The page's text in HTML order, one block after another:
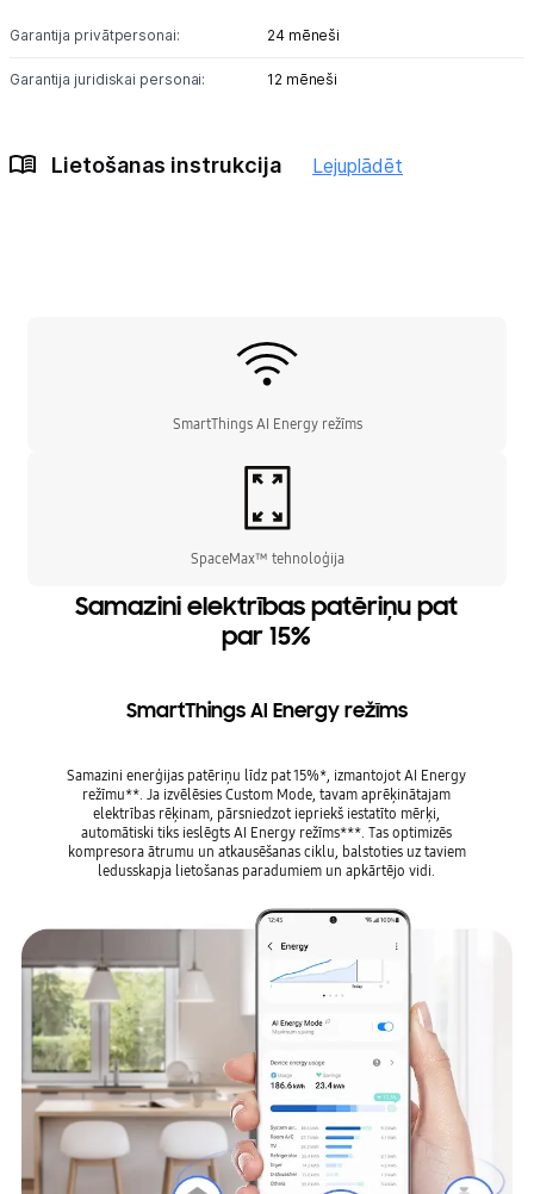
Garantija privātpersonai: 24 mēneši
Garantija juridiskai personai: 12 mēneši
Lietošanas instrukcija Lejuplādēt
SmartThings AI Energy režīms
SpaceMax™ tehnoloģija
Samazini elektrības patēriņu pat
par 15%
SmartThings AI Energy režīms
Samazini enerģijas patēriņu līdz pat 15%*, izmantojot AI Energy
režīmu**. Ja izvēlēsies Custom Mode, tavam aprēķinātajam
elektrības rēķinam, pārsniedzot iepriekš iestatīto mērķi,
automātiski tiks ieslēgts AI Energy režīms***. Tas optimizēs
kompresora ātrumu un atkausēšanas ciklu, balstoties uz taviem
ledusskapja lietošanas paradumiem un apkārtējo vidi.